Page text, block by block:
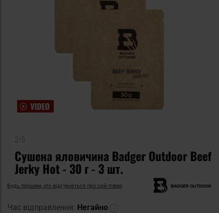
Сушена яловичина Badger Outdoor Beef
Jerky Hot - 30 г - 3 шт.
Будь першим, хто відгукнеться про цей товар
Час відправлення: Негайно